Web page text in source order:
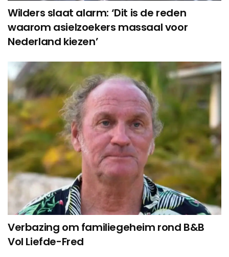
Wilders slaat alarm: ‘Dit is de reden
waarom asielzoekers massaal voor
Nederland kiezen’
Verbazing om familiegeheim rond B&B
Vol Liefde-Fred